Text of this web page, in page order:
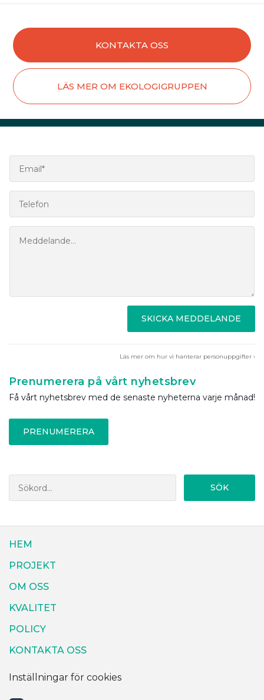
KONTAKTA OSS
LÄS MER OM EKOLOGIGRUPPEN
SKICKA MEDDELANDE
Läs mer om hur vi hanterar personuppgifter ›
Prenumerera på vårt nyhetsbrev
Få vårt nyhetsbrev med de senaste nyheterna varje månad!
PRENUMERERA
SÖK
HEM
PROJEKT
OM OSS
KVALITET
POLICY
KONTAKTA OSS
Inställningar för cookies